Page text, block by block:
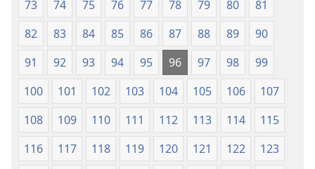
73
74 75 76 77 78 79 80
81
82
83 84 85 86 87 88 89
90
91
92 93 94 95 96 97 98
99
100
101 102 103 104 105 106
107
108
109 110 111 112 113 114
115
116
117 118 119 120 121 122
123